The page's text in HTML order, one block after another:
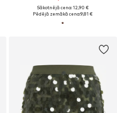
Sākotnējā cena: 12,90 €
Pēdējā zemākā cena:9,81 €